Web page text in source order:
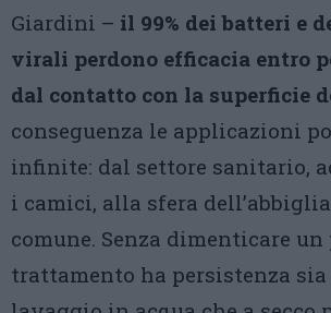
Giardini – il 99% dei batteri e
virali perdono efficacia entro
dal contatto con la superficie
conseguenza le applicazioni
infinite: dal settore sanitario,
i camici, alla sfera
comune. Senza dimenticare un
trattamento ha persistenza